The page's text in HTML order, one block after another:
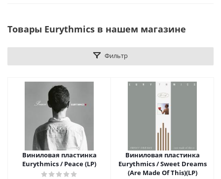
Товары Eurythmics в нашем магазине
Фильтр
Виниловая пластинка
Eurythmics / Peace (LP)
Виниловая пластинка
Eurythmics / Sweet Dreams
(Are Made Of This)(LP)